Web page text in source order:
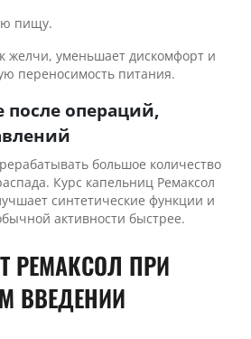
пищу.
желчи, уменьшает дискомфорт и
переносимость питания.
после операций,
большое количество
Курс капельниц Ремаксол
синтетические функции и
активности быстрее.
РЕМАКСОЛ ПРИ
ВВЕДЕНИИ